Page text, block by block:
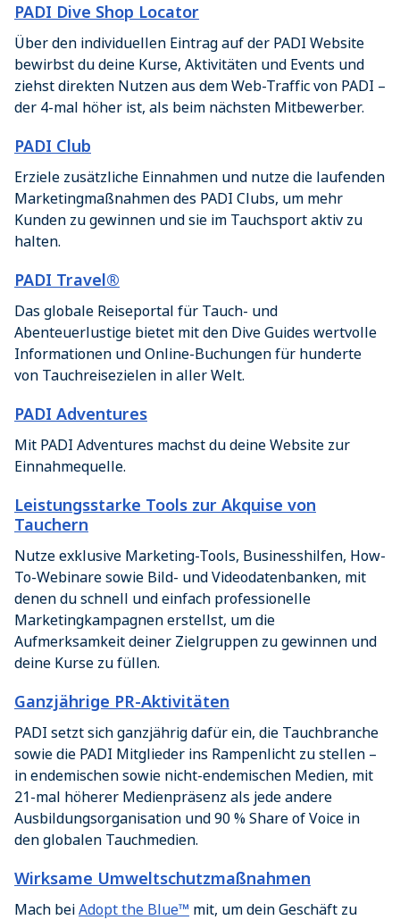
PADI Dive Shop Locator
Über den individuellen Eintrag auf der PADI Website
bewirbst du deine Kurse, Aktivitäten und Events und
ziehst direkten Nutzen aus dem Web-Traffic von PADI –
der 4-mal höher ist, als beim nächsten Mitbewerber.
PADI Club
Erziele zusätzliche Einnahmen und nutze die laufenden
Marketingmaßnahmen des PADI Clubs, um mehr
Kunden zu gewinnen und sie im Tauchsport aktiv zu
halten.
PADI Travel®
Das globale Reiseportal für Tauch- und
Abenteuerlustige bietet mit den Dive Guides wertvolle
Informationen und Online-Buchungen für hunderte
von Tauchreisezielen in aller Welt.
PADI Adventures
Mit PADI Adventures machst du deine Website zur
Einnahmequelle.
Leistungsstarke Tools zur Akquise von
Tauchern
Nutze exklusive Marketing-Tools, Businesshilfen, How-
To-Webinare sowie Bild- und Videodatenbanken, mit
denen du schnell und einfach professionelle
Marketingkampagnen erstellst, um die
Aufmerksamkeit deiner Zielgruppen zu gewinnen und
deine Kurse zu füllen.
Ganzjährige PR-Aktivitäten
PADI setzt sich ganzjährig dafür ein, die Tauchbranche
sowie die PADI Mitglieder ins Rampenlicht zu stellen –
in endemischen sowie nicht-endemischen Medien, mit
21-mal höherer Medienpräsenz als jede andere
Ausbildungsorganisation und 90 % Share of Voice in
den globalen Tauchmedien.
Wirksame Umweltschutzmaßnahmen
Mach beiAdopt the Blue™ mit, um dein Geschäft zu